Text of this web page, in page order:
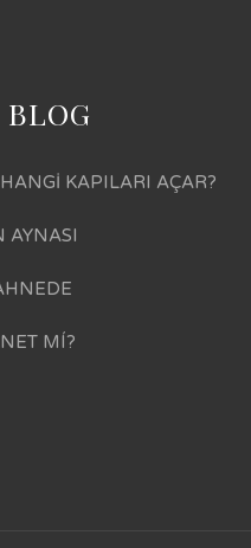
KAPILARI AÇAR?
AYNASI
MÍ?